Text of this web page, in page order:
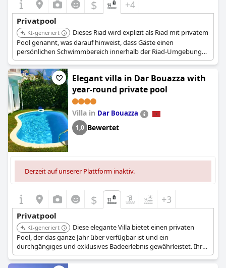
$ +4
Privatpool
KI-generiert
Dieses Riad wird explizit als Riad mit privatem
Pool genannt, was darauf hinweist, dass Gäste einen
persönlichen Schwimmbereich innerhalb der Riad-Umgebung
genießen können.
Elegant villa in Dar Bouazza with
year-round private pool
Villa in Dar Bouazza
1,0 Bewertet
Derzeit auf unserer Plattform inaktiv.
$ +3
Privatpool
KI-generiert
Diese elegante Villa bietet einen privaten
Pool, der das ganze Jahr über verfügbar ist und ein
durchgängiges und exklusives Badeerlebnis gewährleistet. Ihr
Design und ihre Annehmlichkeiten sind auf einen
anspruchsvollen privaten Rückzugsort zugeschnitten.